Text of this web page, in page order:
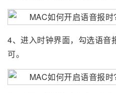
4、进入时钟界面，勾选语音
可。